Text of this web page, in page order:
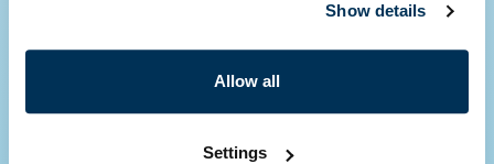
Show details
Allow all
Settings